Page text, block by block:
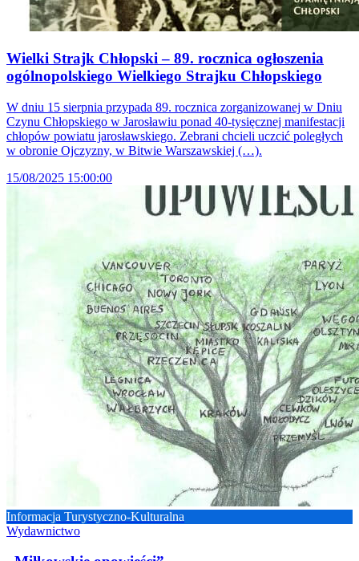
Wielki Strajk Chłopski – 89. rocznica ogłoszenia
ogólnopolskiego Wielkiego Strajku Chłopskiego
W dniu 15 sierpnia przypada 89. rocznica zorganizowanej w Dniu
Czynu Chłopskiego w Jarosławiu ponad 40-tysięcznej manifestacji
chłopów powiatu jarosławskiego. Zebrani chcieli uczcić poległych
w obronie Ojczyzny, w Bitwie Warszawskiej (…).
15/08/2025 15:00:00
Informacja Turystyczno-Kulturalna
Wydawnictwo